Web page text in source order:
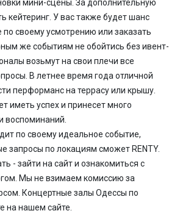
мини-сцены. За дополнительную
кейтеринг. У вас также будет шанс
своему усмотрению или заказать
же событиям не обойтись без ивент-
возьмут на свои плечи все
В летнее время года отличной
перформанс на террасу или крышу.
иметь успех и принесет много
воспоминаний.
по своему идеальное событие,
запросы по локациям сможет RENTY.
- зайти на сайт и ознакомиться с
Мы не взимаем комиссию за
Концертные залы Одессы по
на нашем сайте.